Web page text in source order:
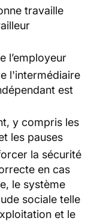
travaille
l’employeur
l'intermédiaire
est
y compris les
les pauses
la sécurité
en cas
le système
sociale telle
et le